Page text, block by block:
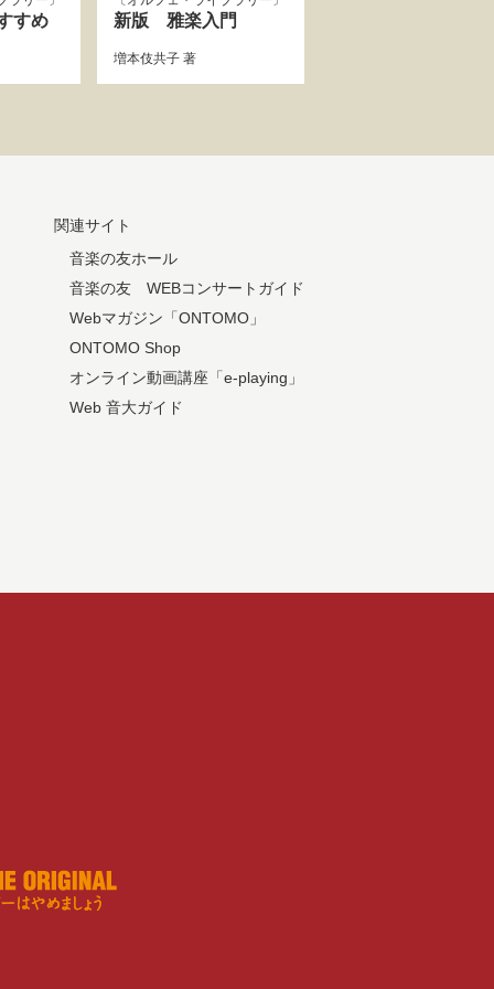
すめ 新版 雅楽入門
増本伎共子 著
関連サイト
音楽の友ホール
音楽の友 WEBコンサートガイド
Webマガジン「ONTOMO」
ONTOMO Shop
オンライン動画講座「e-playing」
Web 音大ガイド